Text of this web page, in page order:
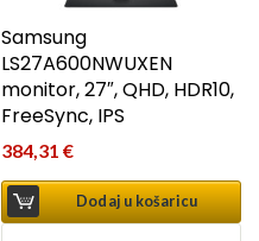
Samsung
LS27A600NWUXEN
monitor, 27″, QHD, HDR10,
FreeSync, IPS
384,31€
Dodaj u košaricu